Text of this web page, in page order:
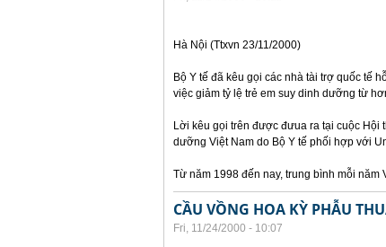
Hà Nội (Ttxvn 23/11/2000)
Bộ Y tế đã kêu gọi các nhà tài trợ quốc tế
việc giảm tỷ lệ trẻ em suy dinh dưỡng từ
Lời kêu gọi trên được đưua ra tại cuộc Hội
dưỡng Việt Nam do Bộ Y tế phối hợp với
Từ năm 1998 đến nay, trung bình mỗi năm
CẦU VỒNG HOA KỲ PHẪU
Fri, 11/24/2000 - 10:07